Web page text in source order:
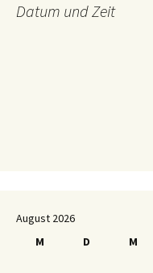
Datum und Zeit
August 2026
M
D M